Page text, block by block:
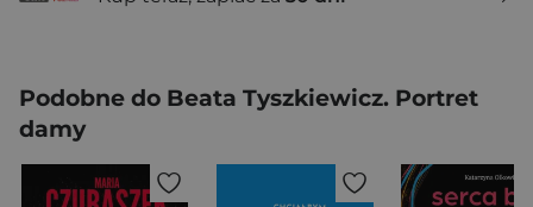
Podobne do Beata Tyszkiewicz. Portret
damy